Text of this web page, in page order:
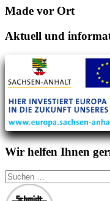
Made vor Ort
Aktuell und
Wir helfen Ihnen
Suchen
nach: